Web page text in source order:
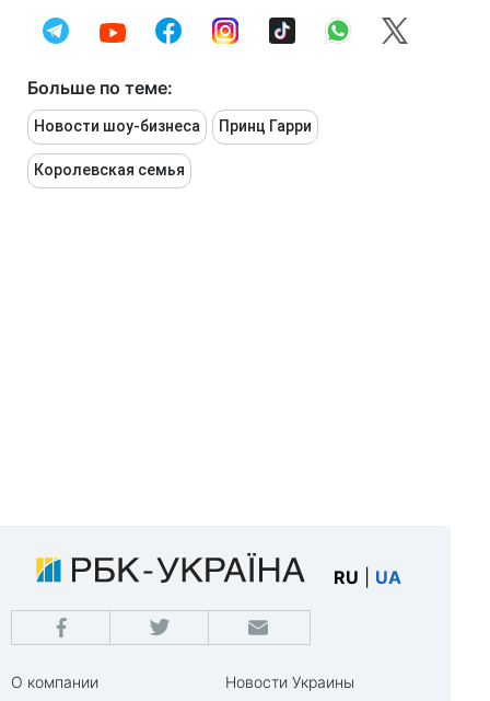
Больше по теме:
Новости шоу-бизнеса Принц Гарри
Королевская семья
RU UA
О компании
Новости Украины